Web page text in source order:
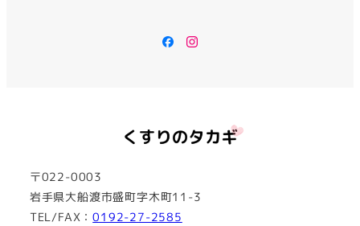
Facebook
Instagram
〒022-0003
岩手県大船渡市盛町字木町11-3
TEL/FAX：0192-27-2585